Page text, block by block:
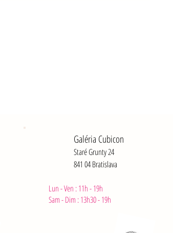
Galéria Cubicon
Staré Grunty 24
841 04 Bratislava
Lun - Ven : 11h - 19h
Sam - Dim :13h30 - 19h